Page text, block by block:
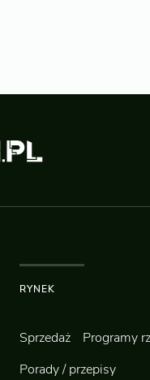
RYNEK
Sprzedaż
Programy
Porady / przepisy